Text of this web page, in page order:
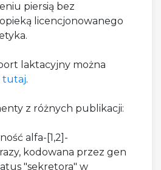
piersią bez
licencjonowanego
laktacyjny można
tutaj.
z różnych publikacji:
alfa-[1,2]-
kodowana przez gen
"sekretora" w